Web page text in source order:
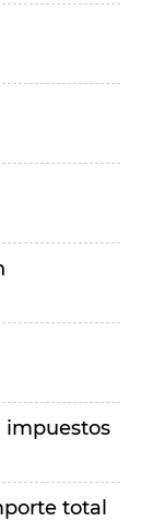
impuestos
total